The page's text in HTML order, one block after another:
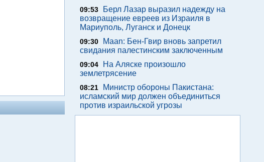
09:53
Берл Лазар выразил надежду на
возвращение евреев из Израиля в
Мариуполь, Луганск и Донецк
09:30
Maan: Бен-Гвир вновь запретил
свидания палестинским заключенным
09:04
На Аляске произошло
землетрясение
08:21
Министр обороны Пакистана:
исламский мир должен объединиться
против израильской угрозы